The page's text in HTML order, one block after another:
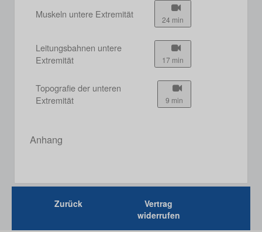
Muskeln untere Extremität 24 min
Leitungsbahnen untere
Extremität
17 min
Topografie der unteren
Extremität
9 min
Anhang
Zurück
Vertrag
widerrufen